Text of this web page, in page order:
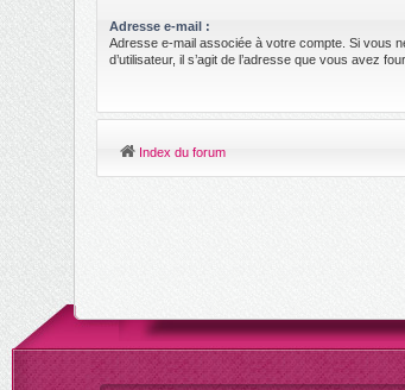
Adresse e-mail :
Adresse e-mail associée à votre compte. Si vous
d’utilisateur, il s’agit de l’adresse que vous avez
Index du forum